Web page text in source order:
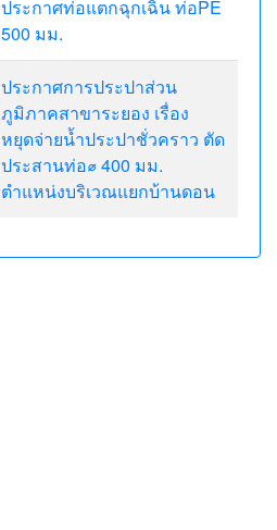
ประกาศท่อแตกฉุกเฉิน ท่อPE
500 มม.
ประกาศการประปาส่วน
ภูมิภาคสาขาระยอง เรื่อง
หยุดจ่ายน้ำประปาชั่วคราว ตัด
ประสานท่อ⌀ 400 มม.
ตำแหน่งบริเวณแยกบ้านดอน